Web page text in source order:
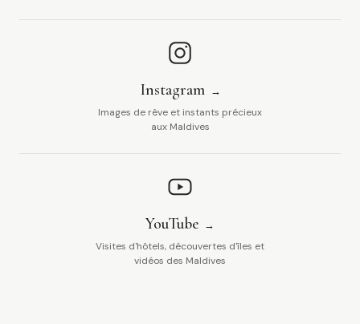
Instagram
Images de rêve et instants précieux
aux Maldives
YouTube
Visites d'hôtels, découvertes d'îles et
vidéos des Maldives